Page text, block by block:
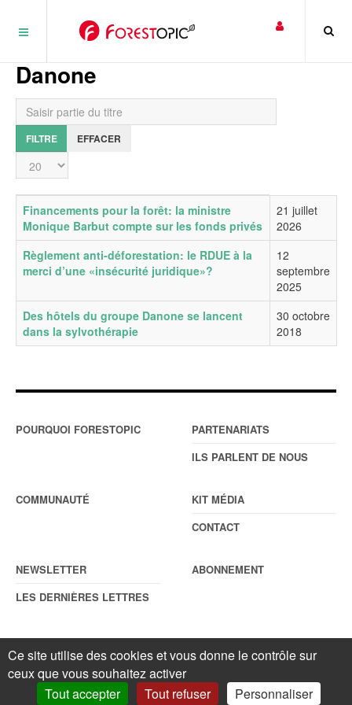
Danone
Saisir partie du titre
FILTRE EFFACER
Affichage #
Titre Date de publication
Financements pour la forêt: la ministre
Monique Barbut compte sur les fonds privés
21 juillet
2026
Règlement anti-déforestation: le RDUE à la
merci d’une «insécurité juridique»?
12
septembre
2025
Des hôtels du groupe Danone se lancent
dans la sylvothérapie
30 octobre
2018
POURQUOI FORESTOPIC
PARTENARIATS
ILS PARLENT DE NOUS
COMMUNAUTÉ
KIT MÉDIA
CONTACT
NEWSLETTER
LES DERNIÈRES LETTRES
ABONNEMENT
© ForestopicMentions légales. Reproduction interdite sans autorisation
écrite préalable.Gestionnaire de cookies
Ce site utilise des cookies et vous donne le contrôle sur
ceux que vous souhaitez activer
Tout accepter
Tout refuser Personnaliser